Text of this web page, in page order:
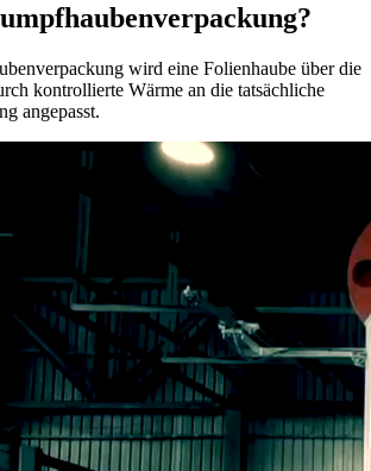
wird eine Folienhaube über die
kontrollierte Wärme an die tatsächliche
angepasst.